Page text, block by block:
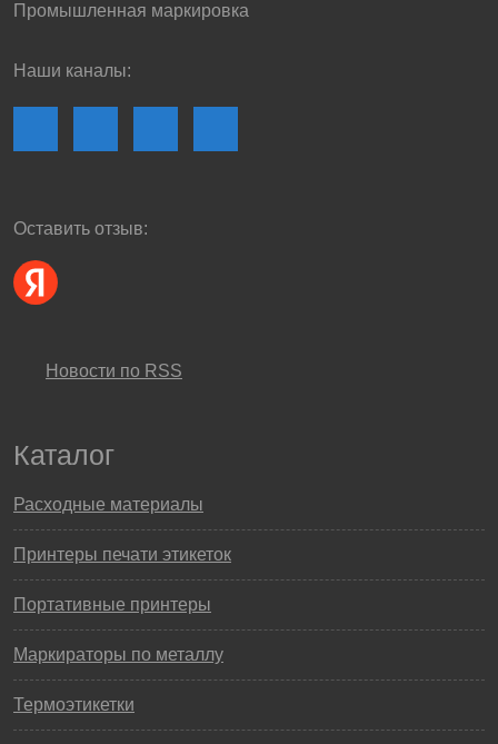
Промышленная маркировка
Наши каналы:
Оставить отзыв:
Новости по RSS
Каталог
Расходные материалы
Принтеры печати этикеток
Портативные принтеры
Маркираторы по металлу
Термоэтикетки